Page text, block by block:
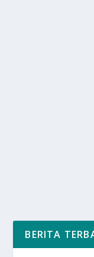
BERITA